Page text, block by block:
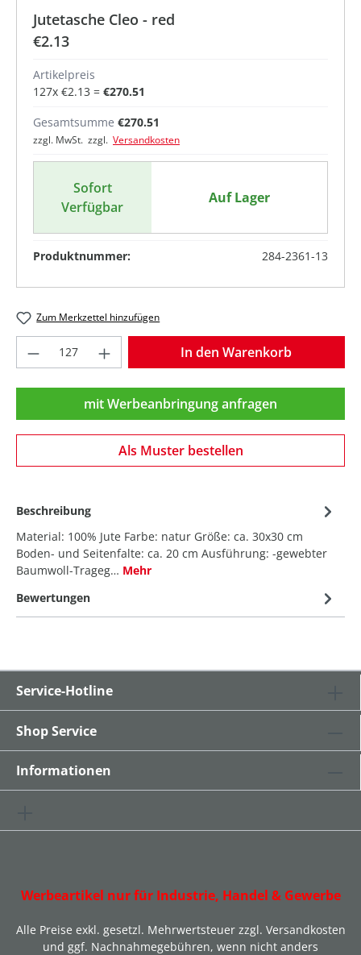
Jutetasche Cleo - red
€2.13
Artikelpreis
127x €2.13 = €270.51
Gesamtsumme €270.51
zzgl. MwSt. zzgl. Versandkosten
Sofort
Verfügbar
Auf Lager
Produktnummer: 284-2361-13
Zum Merkzettel hinzufügen
Produkt Anzahl: Gib den gewünschten
In den Warenkorb
mit Werbeanbringung anfragen
Als Muster bestellen
Beschreibung
Material: 100% Jute Farbe: natur Größe: ca. 30x30 cm
Boden- und Seitenfalte: ca. 20 cm Ausführung: -gewebter
Baumwoll-Trageg… Mehr
Bewertungen
Service-Hotline
Shop Service
Informationen
Werbeartikel nur für Industrie, Handel & Gewerbe
Alle Preise exkl. gesetzl. Mehrwertsteuer zzgl. Versandkosten
und ggf. Nachnahmegebühren, wenn nicht anders